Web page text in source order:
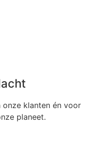
klanten én voor
planeet.